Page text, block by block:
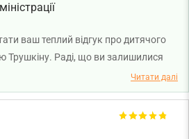
ваш теплий відгук про дитячого
Трушкіну. Раді, що ви залишилися
у лікаря. Бажаємо вамЧитати далі